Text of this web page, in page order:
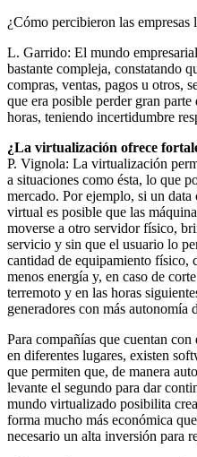
¿Cómo percibieron las empresas
L. Garrido: El mundo
bastante compleja, constatando
compras, ventas, pagos u otros,
que era posible perder gran
horas, teniendo incertidumbre
¿La virtualización ofrece
P. Vignola: La virtualización
a situaciones como ésta, lo que
mercado. Por ejemplo, si un
virtual es posible que las
moverse a otro servidor físico,
servicio y sin que el usuario lo
cantidad de equipamiento físico,
menos energía y, en caso de
terremoto y en las horas
generadores con más autonomía
Para compañías que cuentan
en diferentes lugares, existen
que permiten que, de manera
levante el segundo para dar
mundo virtualizado posibilita
forma mucho más económica
necesario un alta inversión para